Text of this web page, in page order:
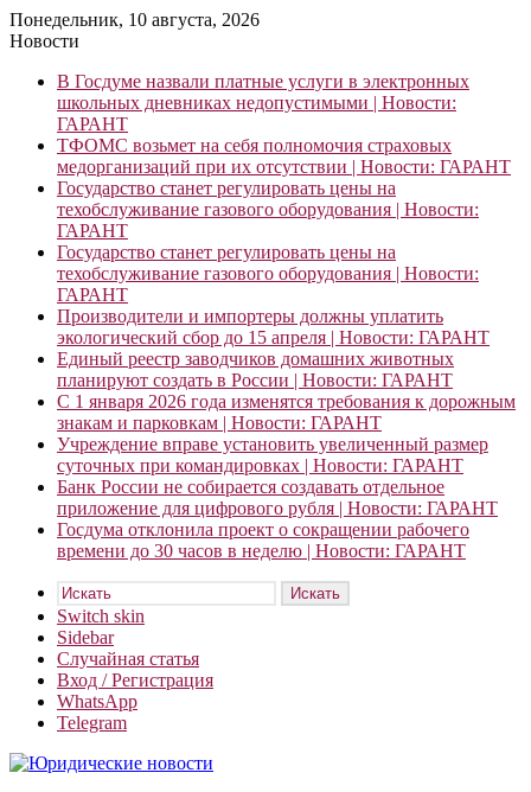
Понедельник, 10 августа, 2026
Новости
В Госдуме назвали платные услуги в электронных
школьных дневниках недопустимыми | Новости:
ГАРАНТ
ТФОМС возьмет на себя полномочия страховых
медорганизаций при их отсутствии | Новости: ГАРАНТ
Государство станет регулировать цены на
техобслуживание газового оборудования | Новости:
ГАРАНТ
Государство станет регулировать цены на
техобслуживание газового оборудования | Новости:
ГАРАНТ
Производители и импортеры должны уплатить
экологический сбор до 15 апреля | Новости: ГАРАНТ
Единый реестр заводчиков домашних животных
планируют создать в России | Новости: ГАРАНТ
С 1 января 2026 года изменятся требования к дорожным
знакам и парковкам | Новости: ГАРАНТ
Учреждение вправе установить увеличенный размер
суточных при командировках | Новости: ГАРАНТ
Банк России не собирается создавать отдельное
приложение для цифрового рубля | Новости: ГАРАНТ
Госдума отклонила проект о сокращении рабочего
времени до 30 часов в неделю | Новости: ГАРАНТ
Искать
Switch skin
Sidebar
Случайная статья
Вход / Регистрация
WhatsApp
Telegram